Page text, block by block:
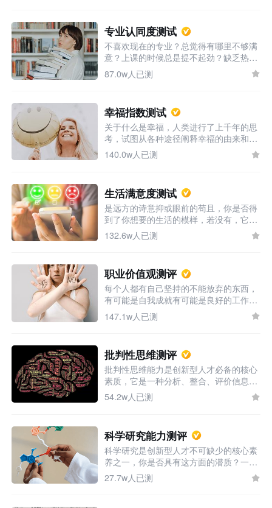
专业认同度测试
不喜欢现在的专业？总觉得有哪里不够满
意？上课的时候总是提不起劲？缺乏热
情，浑浑噩噩却又不知该何去何从，来测
测你的专业认同度吧，或许它能帮你厘清
87.0w人已测
幸福指数测试
关于什么是幸福，人类进行了上千年的思
考，试图从各种途径阐释幸福的由来和获
得幸福的方法，而现代社会，随着物质生
活的满足和丰富，人们越来越关注精神的
如何？想知道吗，来测测看吧。
140.0w人已测
生活满意度测试
是远方的诗意抑或眼前的苟且，你是否得
到了你想要的生活的模样，若没有，它距
离你的理想又有几分之遥呢，来为你现在
的生活评评分吧，不管苟且还是诗意，生
132.6w人已测
职业价值观测评
每个人都有自己坚持的不能放弃的东西，
有可能是自我成就有可能是良好的工作条
件，根据自己的价值观选择一个适合的职
业吧！
147.1w人已测
批判性思维测评
批判性思维能力是创新型人才必备的核心
素质，它是一种分析、整合、评价信息的
能力以及运用这些能力的倾向。你是不是
创新型人才呢？或许测评能给你一些参
54.2w人已测
科学研究能力测评
科学研究是创新型人才不可缺少的核心素
养之一，你是否具有这方面的潜质？一测
便知！
27.7w人已测